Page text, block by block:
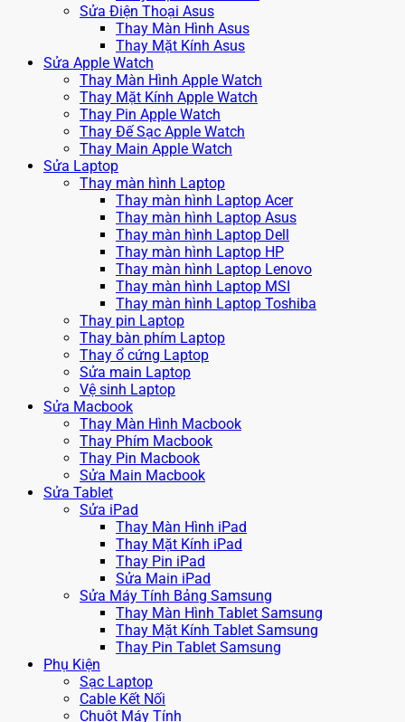
Sửa Điện Thoại Asus
Thay Màn Hình Asus
Thay Mặt Kính Asus
Sửa Apple Watch
Thay Màn Hình Apple Watch
Thay Mặt Kính Apple Watch
Thay Pin Apple Watch
Thay Đế Sạc Apple Watch
Thay Main Apple Watch
Sửa Laptop
Thay màn hình Laptop
Thay màn hình Laptop Acer
Thay màn hình Laptop Asus
Thay màn hình Laptop Dell
Thay màn hình Laptop HP
Thay màn hình Laptop Lenovo
Thay màn hình Laptop MSI
Thay màn hình Laptop Toshiba
Thay pin Laptop
Thay bàn phím Laptop
Thay ổ cứng Laptop
Sửa main Laptop
Vệ sinh Laptop
Sửa Macbook
Thay Màn Hình Macbook
Thay Phím Macbook
Thay Pin Macbook
Sửa Main Macbook
Sửa Tablet
Sửa iPad
Thay Màn Hình iPad
Thay Mặt Kính iPad
Thay Pin iPad
Sửa Main iPad
Sửa Máy Tính Bảng Samsung
Thay Màn Hình Tablet Samsung
Thay Mặt Kính Tablet Samsung
Thay Pin Tablet Samsung
Phụ Kiện
Sạc Laptop
Cable Kết Nối
Chuột Máy Tính